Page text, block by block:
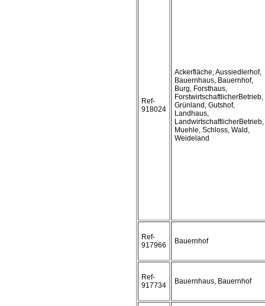
Ref-
918024
Ackerfläche, Aussiedlerhof,
Bauernhaus, Bauernhof,
Burg, Forsthaus,
ForstwirtschaftlicherBetrieb,
Grünland, Gutshof,
Landhaus,
LandwirtschaftlicherBetrieb,
Muehle, Schloss, Wald,
Weideland
Ref-
917966
Bauernhof
Ref-
917734
Bauernhaus, Bauernhof